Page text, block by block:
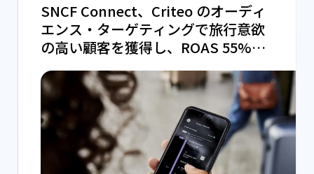
SNCF Connect、Criteo のオーディ
エンス・ターゲティングで旅行意欲
の高い顧客を獲得し、ROAS 55%向
上を実現